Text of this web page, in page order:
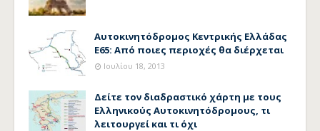
Αυτοκινητόδρομος Κεντρικής Ελλάδας
Ε65: Από ποιες περιοχές θα διέρχεται
Ιουλίου 18, 2013
Δείτε τον διαδραστικό χάρτη με τους
Ελληνικούς Αυτοκινητόδρομους, τι
λειτουργεί και τι όχι